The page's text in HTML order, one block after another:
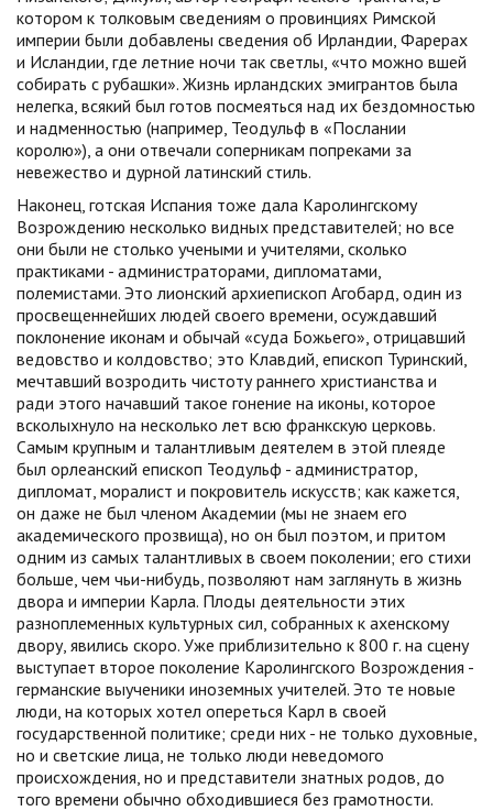
котором к толковым сведениям о провинциях Римской
империи были добавлены сведения об Ирландии, Фарерах
и Исландии, где летние ночи так светлы, «что можно вшей
собирать с рубашки». Жизнь ирландских эмигрантов была
нелегка, всякий был готов посмеяться над их бездомностью
и надменностью (например, Теодульф в «Послании
королю»), а они отвечали соперникам попреками за
невежество и дурной латинский стиль.
Наконец, готская Испания тоже дала Каролингскому
Возрождению несколько видных представителей; но все
они были не столько учеными и учителями, сколько
практиками - администраторами, дипломатами,
полемистами. Это лионский архиепископ Агобард, один из
просвещеннейших людей своего времени, осуждавший
поклонение иконам и обычай «суда Божьего», отрицавший
ведовство и колдовство; это Клавдий, епископ Туринский,
мечтавший возродить чистоту раннего христианства и
ради этого начавший такое гонение на иконы, которое
всколыхнуло на несколько лет всю франкскую церковь.
Самым крупным и талантливым деятелем в этой плеяде
был орлеанский епископ Теодульф - администратор,
дипломат, моралист и покровитель искусств; как кажется,
он даже не был членом Академии (мы не знаем его
академического прозвища), но он был поэтом, и притом
одним из самых талантливых в своем поколении; его стихи
больше, чем чьи-нибудь, позволяют нам заглянуть в жизнь
двора и империи Карла. Плоды деятельности этих
разноплеменных культурных сил, собранных к ахенскому
двору, явились скоро. Уже приблизительно к 800 г. на сцену
выступает второе поколение Каролингского Возрождения -
германские выученики иноземных учителей. Это те новые
люди, на которых хотел опереться Карл в своей
государственной политике; среди них - не только духовные,
но и светские лица, не только люди неведомого
происхождения, но и представители знатных родов, до
того времени обычно обходившиеся без грамотности.